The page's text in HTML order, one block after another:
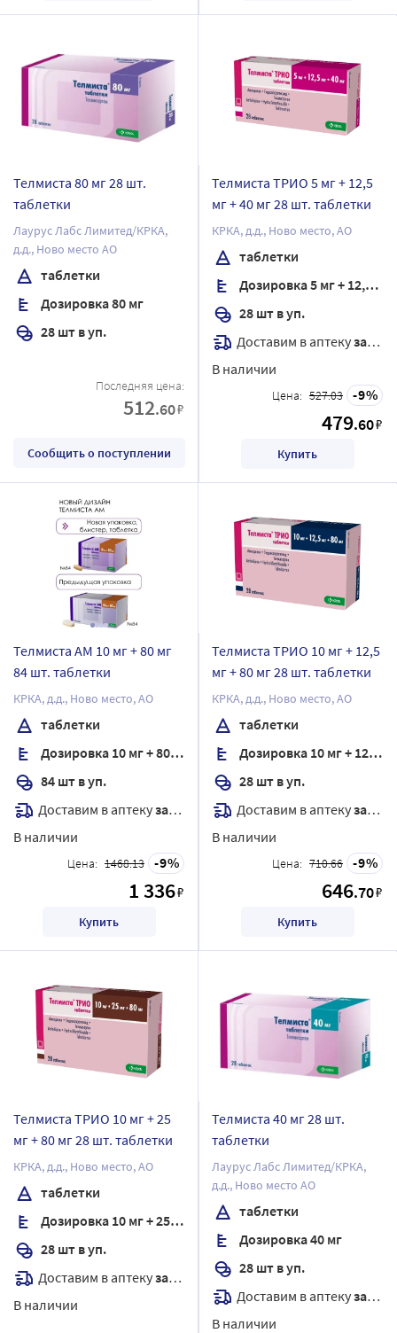
Телмиста 80 мг 28 шт.
таблетки
Лаурус Лабс Лимитед/КРКА,
д.д., Ново место АО
таблетки
Дозировка 80 мг
28 шт в уп.
Последняя цена:
512.60₽
Сообщить о поступлении
Телмиста ТРИО 5 мг + 12,5
мг + 40 мг 28 шт. таблетки
КРКА, д.д., Ново место, АО
таблетки
Дозировка 5 мг + 12,5 мг + 40 мг
28 шт в уп.
Доставим в аптекузавтра
В наличии
Цена: 527.03 9
479.60₽
Купить
Телмиста АМ 10 мг + 80 мг
84 шт. таблетки
КРКА, д.д., Ново место, АО
таблетки
Дозировка 10 мг + 80 мг
84 шт в уп.
Доставим в аптекузавтра
В наличии
Цена: 1468.13 9
1 336₽
Купить
Телмиста ТРИО 10 мг + 12,5
мг + 80 мг 28 шт. таблетки
КРКА, д.д., Ново место, АО
таблетки
Дозировка 10 мг + 12,5 мг + 80 мг
28 шт в уп.
Доставим в аптекузавтра
В наличии
Цена: 710.66 9
646.70₽
Купить
Телмиста ТРИО 10 мг + 25
мг + 80 мг 28 шт. таблетки
КРКА, д.д., Ново место, АО
таблетки
Дозировка 10 мг + 25 мг + 80 мг
28 шт в уп.
Доставим в аптекузавтра
В наличии
Телмиста 40 мг 28 шт.
таблетки
Лаурус Лабс Лимитед/КРКА,
д.д., Ново место АО
таблетки
Дозировка 40 мг
28 шт в уп.
Доставим в аптекузавтра
В наличии